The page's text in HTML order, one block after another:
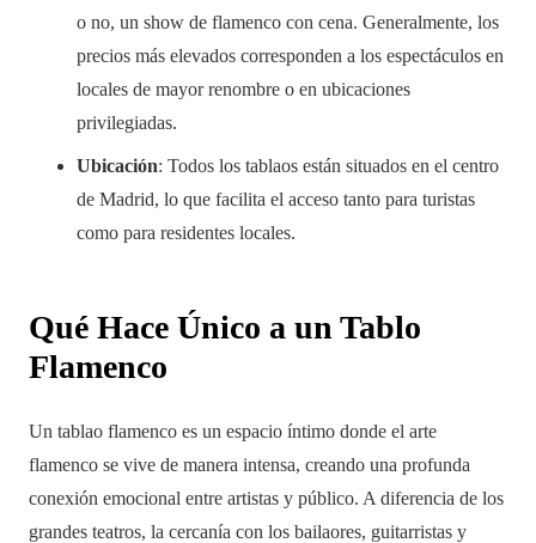
o no, un show de flamenco con cena. Generalmente, los
precios más elevados corresponden a los espectáculos en
locales de mayor renombre o en ubicaciones
privilegiadas.
Ubicación: Todos los tablaos están situados en el centro
de Madrid, lo que facilita el acceso tanto para turistas
como para residentes locales.
Qué Hace Único a un Tablo
Flamenco
Un tablao flamenco es un espacio íntimo donde el arte
flamenco se vive de manera intensa, creando una profunda
conexión emocional entre artistas y público. A diferencia de los
grandes teatros, la cercanía con los bailaores, guitarristas y